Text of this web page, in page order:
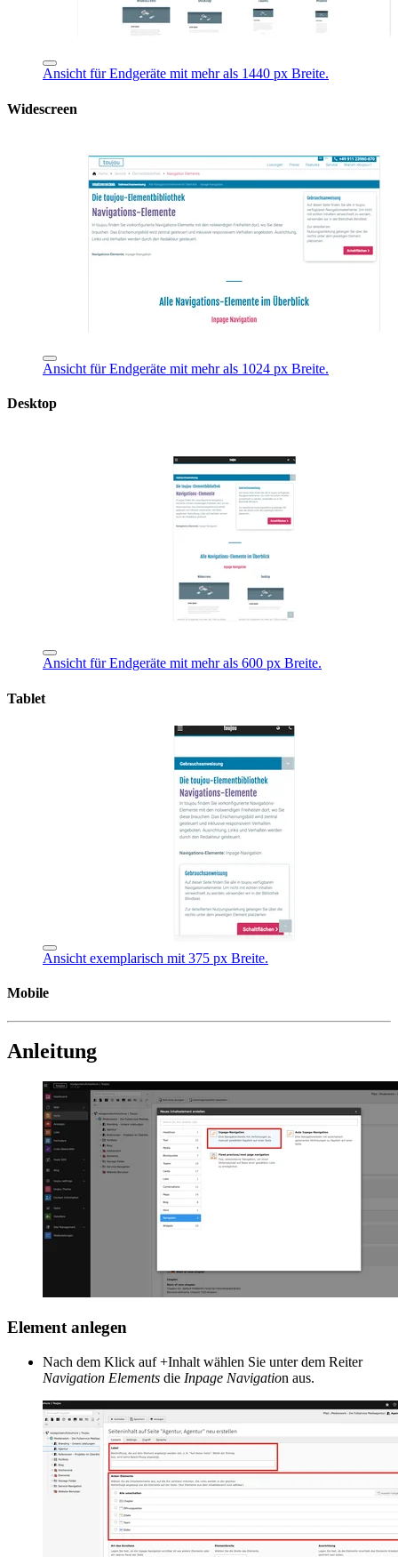
Ansicht für Endgeräte mit mehr als 1440 px Breite.
Widescreen
Ansicht für Endgeräte mit mehr als 1024 px Breite.
Desktop
Ansicht für Endgeräte mit mehr als 600 px Breite.
Tablet
Ansicht exemplarisch mit 375 px Breite.
Mobile
Anleitung
Element anlegen
Nach dem Klick auf +Inhalt wählen Sie unter dem Reiter
Navigation Elements die Inpage Navigation aus.